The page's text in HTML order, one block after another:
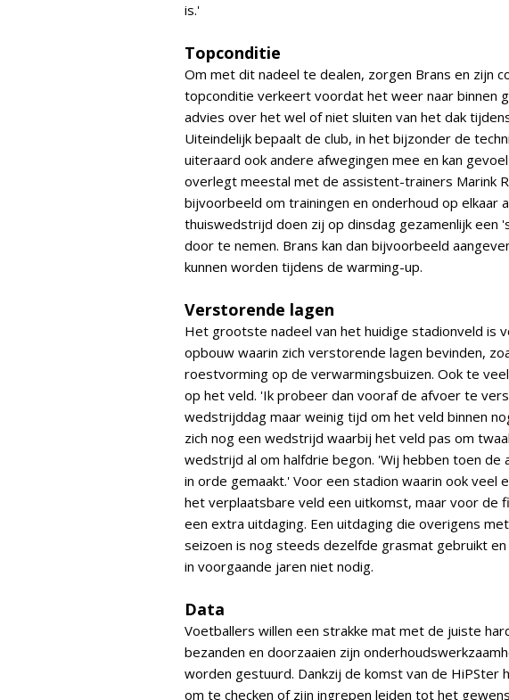
is.'
Topconditie
Om met dit nadeel te dealen, zorgen Brans en zijn
topconditie verkeert voordat het weer naar binnen
advies over het wel of niet sluiten van het dak
Uiteindelijk bepaalt de club, in het bijzonder de
uiteraard ook andere afwegingen mee en kan
overlegt meestal met de assistent-trainers Marink
bijvoorbeeld om trainingen en onderhoud op elkaar
thuiswedstrijd doen zij op dinsdag gezamenlijk een
door te nemen. Brans kan dan bijvoorbeeld
kunnen worden tijdens de warming-up.
Verstorende lagen
Het grootste nadeel van het huidige stadionveld is
opbouw waarin zich verstorende lagen bevinden,
roestvorming op de verwarmingsbuizen. Ook te
op het veld. 'Ik probeer dan vooraf de afvoer te
wedstrijddag maar weinig tijd om het veld binnen
zich nog een wedstrijd waarbij het veld pas om
wedstrijd al om halfdrie begon. 'Wij hebben toen de
in orde gemaakt.' Voor een stadion waarin ook veel
het verplaatsbare veld een uitkomst, maar voor de
een extra uitdaging. Een uitdaging die overigens
seizoen is nog steeds dezelfde grasmat gebruikt
in voorgaande jaren niet nodig.
Data
Voetballers willen een strakke mat met de juiste
bezanden en doorzaaien zijn
worden gestuurd. Dankzij de komst van de HiPSter
om te checken of zijn ingrepen leiden tot het